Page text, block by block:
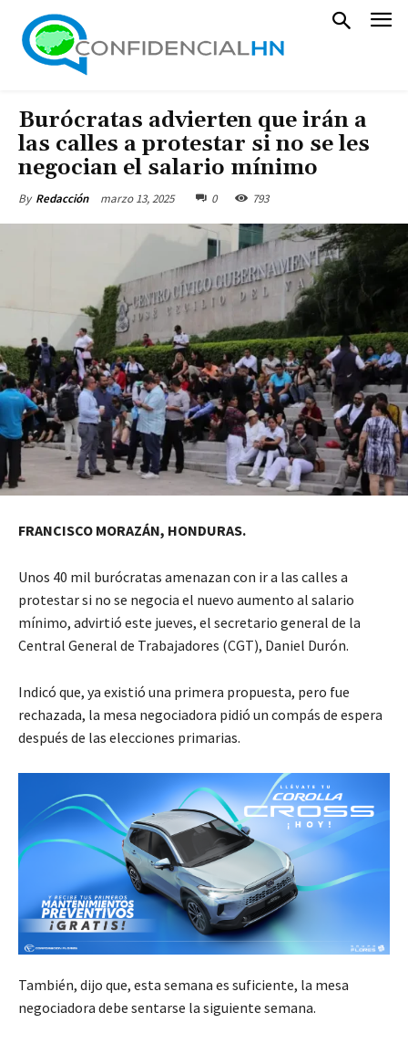
Burócratas advierten que irán a
las calles a protestar si no se les
negocian el salario mínimo
By Redacción marzo 13, 2025 0 793
FRANCISCO MORAZÁN, HONDURAS.
Unos 40 mil burócratas amenazan con ir a las calles a
protestar si no se negocia el nuevo aumento al salario
mínimo, advirtió este jueves, el secretario general de la
Central General de Trabajadores (CGT), Daniel Durón.
Indicó que, ya existió una primera propuesta, pero fue
rechazada, la mesa negociadora pidió un compás de espera
después de las elecciones primarias.
También, dijo que, esta semana es suficiente, la mesa
negociadora debe sentarse la siguiente semana.